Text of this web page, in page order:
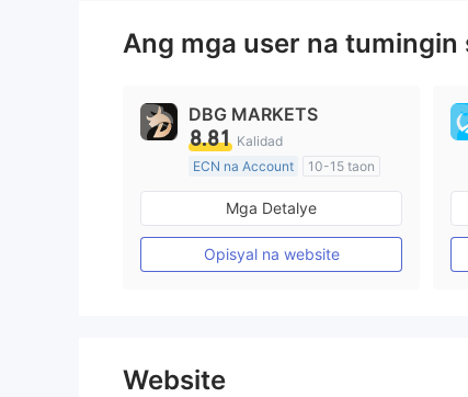
Ang mga user na tumingin
DBG MARKETS
8.81 Kalidad
ECN na Account
10-15 taon
Kinokontrol sa Australia
Paggawa ng Market (MM)
Pangunahing label na MT4
Mga Detalye
Opisyal na website
Website